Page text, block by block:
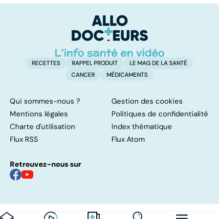
ventre plat
RECETTES RAPPEL PRODUIT
LE MAG DE LA SANTÉ
CANCER
MÉDICAMENTS
Qui sommes-nous ?
Gestion des cookies
Mentions légales
Politiques de confidentialité
Charte d'utilisation
Index thématique
Flux RSS
Flux Atom
Retrouvez-nous sur